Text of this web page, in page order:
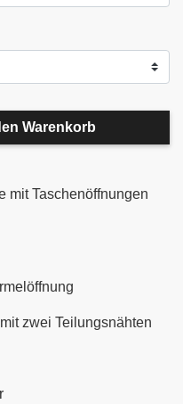
mit Taschenöffnungen
zwei Teilungsnähten